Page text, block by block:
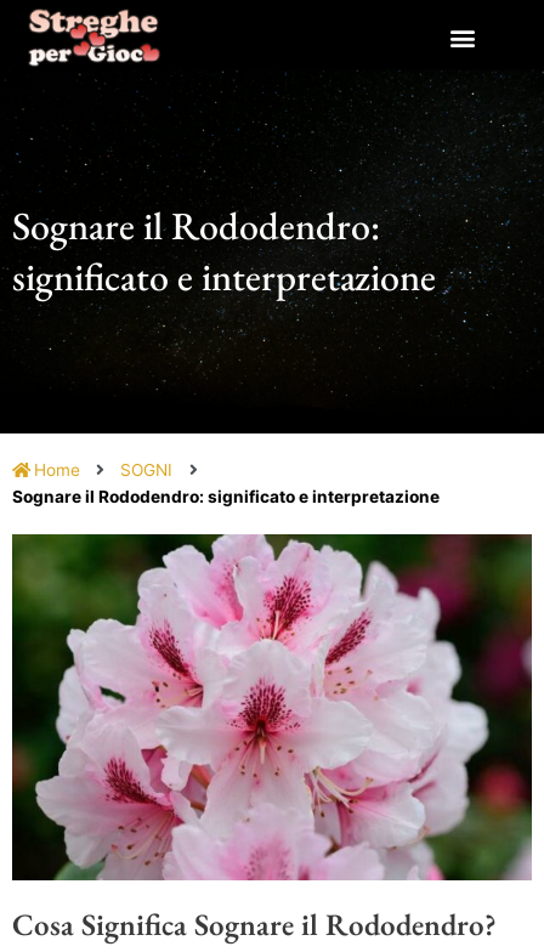
contenuto
Sognare il Rododendro:
significato e interpretazione
Home
SOGNI
Sognare il Rododendro: significato e interpretazione
Cosa Significa Sognare il Rododendro?